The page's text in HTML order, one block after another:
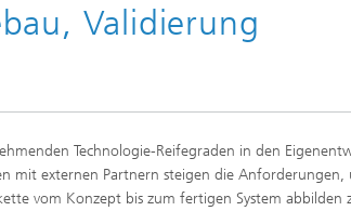
und Komponenten
Energiespeicher
Oxidkeramik
Verfahren
Validierung
Technologie-Reifegraden in den
mit externen Partnern steigen die
vom Konzept bis zum fertigen System abbilden